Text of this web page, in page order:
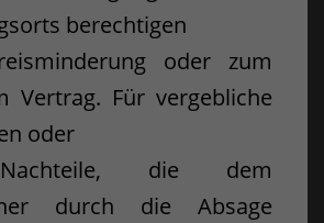
berechtigen
oder zum
Vertrag. Für vergebliche
oder
die dem
durch die Absage